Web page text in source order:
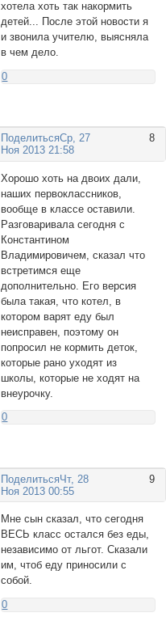
хотела хоть так накормить
детей... После этой новости я
и звонила учителю, выясняла
в чем дело.
0
Поделиться 8
Ср, 27
Ноя 2013 21:58
Хорошо хоть на двоих дали,
наших первоклассников,
вообще в классе оставили.
Разговаривала сегодня с
Константином
Владимировичем, сказал что
встретимся еще
дополнительно. Его версия
была такая, что котел, в
котором варят еду был
неисправен, поэтому он
попросил не кормить деток,
которые рано уходят из
школы, которые не ходят на
внеурочку.
0
Поделиться 9
Чт, 28
Ноя 2013 00:55
Мне сын сказал, что сегодня
ВЕСЬ класс остался без еды,
независимо от льгот. Сказали
им, чтоб еду приносили с
собой.
0